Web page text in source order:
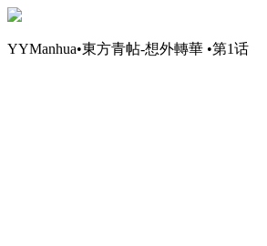
YYManhua•東方青帖-想外轉華 •第1话